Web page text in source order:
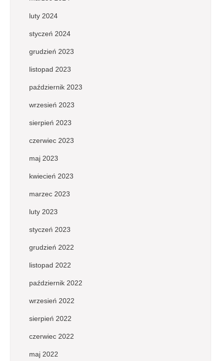
luty 2024
styczeń 2024
grudzień 2023
listopad 2023
październik 2023
wrzesień 2023
sierpień 2023
czerwiec 2023
maj 2023
kwiecień 2023
marzec 2023
luty 2023
styczeń 2023
grudzień 2022
listopad 2022
październik 2022
wrzesień 2022
sierpień 2022
czerwiec 2022
maj 2022